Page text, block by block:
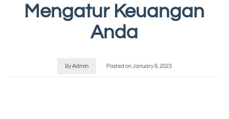
Mengatur Keuangan
Anda
ByAdmin Posted onJanuary 9, 2023